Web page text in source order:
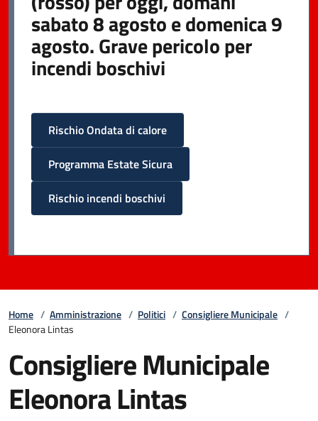
sabato 8 agosto e domenica 9
agosto. Grave pericolo per
incendi boschivi
Rischio Ondata di calore
Programma Estate Sicura
Rischio incendi boschivi
Home / Amministrazione / Politici / Consigliere Municipale /
Eleonora Lintas
Consigliere Municipale
Eleonora Lintas